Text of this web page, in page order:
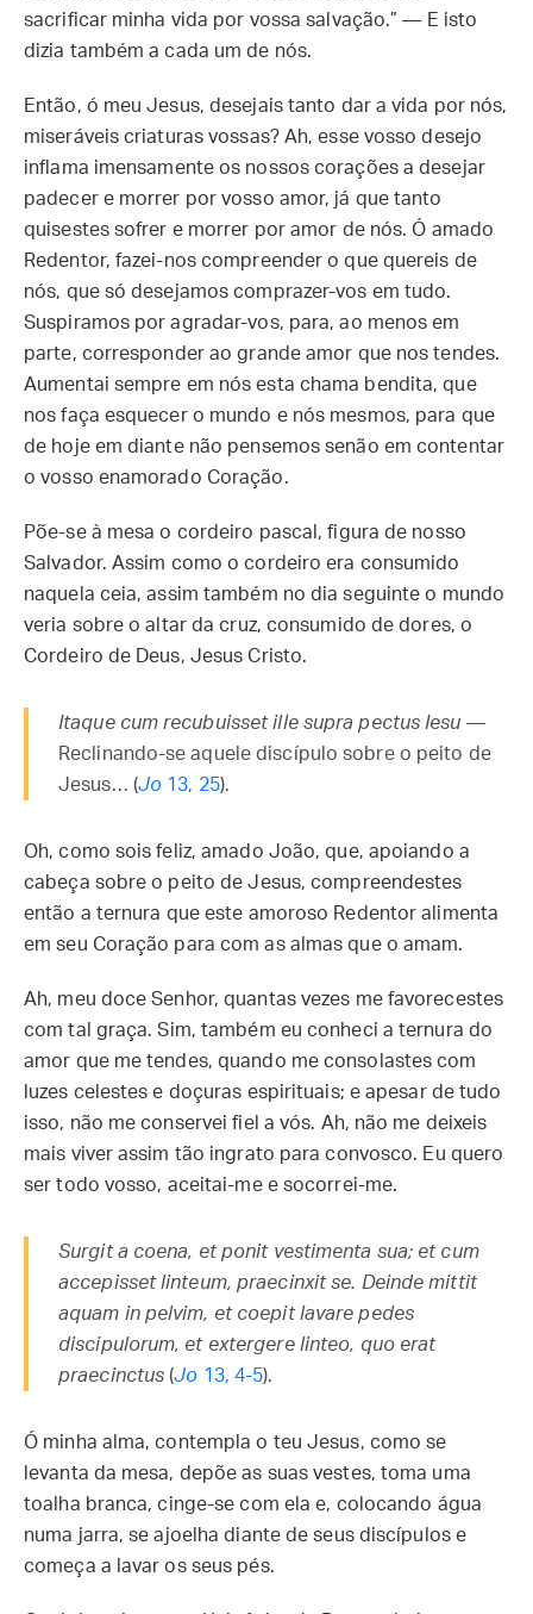
sacrificar minha vida por vossa salvação.” — E isto
dizia também a cada um de nós.
Então, ó meu Jesus, desejais tanto dar a vida por nós,
miseráveis criaturas vossas? Ah, esse vosso desejo
inflama imensamente os nossos corações a desejar
padecer e morrer por vosso amor, já que tanto
quisestes sofrer e morrer por amor de nós. Ó amado
Redentor, fazei-nos compreender o que quereis de
nós, que só desejamos comprazer-vos em tudo.
Suspiramos por agradar-vos, para, ao menos em
parte, corresponder ao grande amor que nos tendes.
Aumentai sempre em nós esta chama bendita, que
nos faça esquecer o mundo e nós mesmos, para que
de hoje em diante não pensemos senão em contentar
o vosso enamorado Coração.
Põe-se à mesa o cordeiro pascal, figura de nosso
Salvador. Assim como o cordeiro era consumido
naquela ceia, assim também no dia seguinte o mundo
veria sobre o altar da cruz, consumido de dores, o
Cordeiro de Deus, Jesus Cristo.
Itaque cum recubuisset ille supra pectus Iesu —
Reclinando-se aquele discípulo sobre o peito de
Jesus… (Jo 13, 25).
Oh, como sois feliz, amado João, que, apoiando a
cabeça sobre o peito de Jesus, compreendestes
então a ternura que este amoroso Redentor alimenta
em seu Coração para com as almas que o amam.
Ah, meu doce Senhor, quantas vezes me favorecestes
com tal graça. Sim, também eu conheci a ternura do
amor que me tendes, quando me consolastes com
luzes celestes e doçuras espirituais; e apesar de tudo
isso, não me conservei fiel a vós. Ah, não me deixeis
mais viver assim tão ingrato para convosco. Eu quero
ser todo vosso, aceitai-me e socorrei-me.
Surgit a coena, et ponit vestimenta sua; et cum
accepisset linteum, praecinxit se. Deinde mittit
aquam in pelvim, et coepit lavare pedes
discipulorum, et extergere linteo, quo erat
praecinctus (Jo 13, 4-5).
Ó minha alma, contempla o teu Jesus, como se
levanta da mesa, depõe as suas vestes, toma uma
toalha branca, cinge-se com ela e, colocando água
numa jarra, se ajoelha diante de seus discípulos e
começa a lavar os seus pés.